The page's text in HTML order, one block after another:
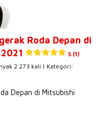
Roda Depan di
5 (1)
2.273 kali | Kategori:
Depan di Mitsubishi